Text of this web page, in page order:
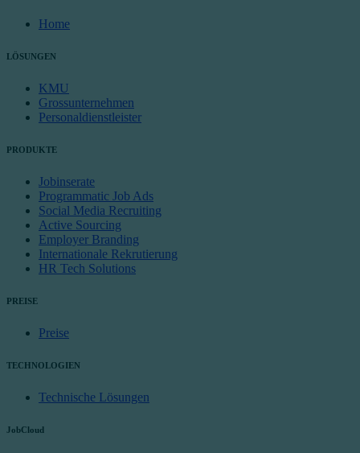
Home
LÖSUNGEN
KMU
Grossunternehmen
Personaldienstleister
PRODUKTE
Jobinserate
Programmatic Job Ads
Social Media Recruiting
Active Sourcing
Employer Branding
Internationale Rekrutierung
HR Tech Solutions
PREISE
Preise
TECHNOLOGIEN
Technische Lösungen
JobCloud